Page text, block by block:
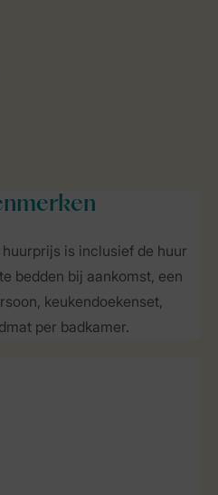
is inclusief de huur
bedden bij aankomst, een
keukendoekenset,
per badkamer.